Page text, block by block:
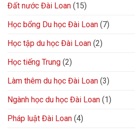
Đất nước Đài Loan (15)
Học bổng Du học Đài Loan (7)
Học tập du học Đài Loan (2)
Học tiếng Trung (2)
Làm thêm du học Đài Loan (3)
Ngành học du học Đài Loan (1)
Pháp luật Đài Loan (4)